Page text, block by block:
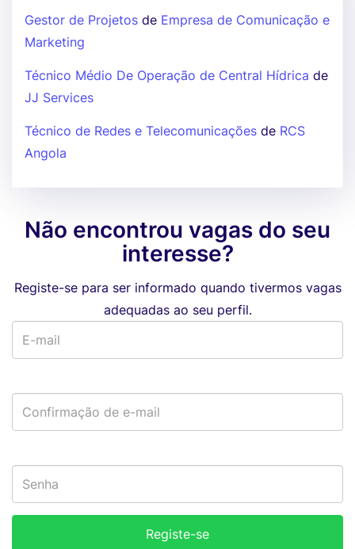
Gestor de Projetos de Empresa de Comunicação e
Marketing
Técnico Médio De Operação de Central Hídrica de
JJ Services
Técnico de Redes e Telecomunicações de RCS
Angola
Não encontrou vagas do seu
interesse?
Registe-se para ser informado quando tivermos vagas
adequadas ao seu perfil.